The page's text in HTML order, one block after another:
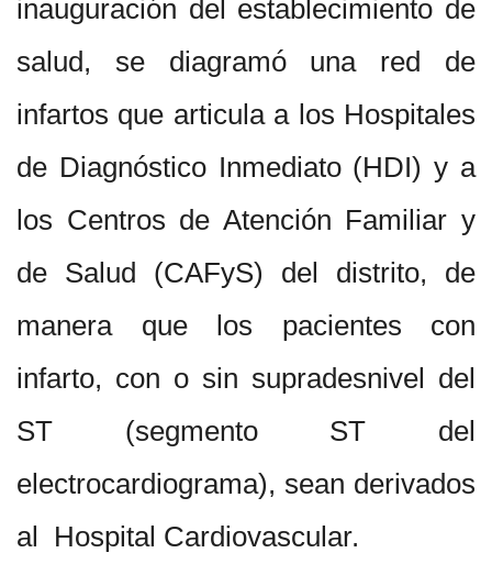
inauguración del establecimiento de
salud, se diagramó una red de
infartos que articula a los Hospitales
de Diagnóstico Inmediato (HDI) y a
los Centros de Atención Familiar y
de Salud (CAFyS) del distrito, de
manera que los pacientes con
infarto, con o sin supradesnivel del
ST (segmento ST del
electrocardiograma), sean derivados
al Hospital Cardiovascular.